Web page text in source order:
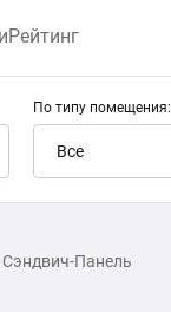
Рейтинг
По типу помещения:
Все
Сэндвич-Панель